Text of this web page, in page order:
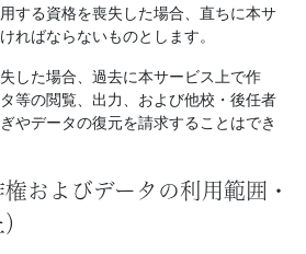
する資格を喪失した場合、直ちに本サ
ればならないものとします。
した場合、過去に本サービス上で作
等の閲覧、出力、および他校・後任者
やデータの復元を請求することはでき
およびデータの利用範囲・